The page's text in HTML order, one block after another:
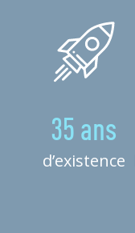
35 ans
d’existence